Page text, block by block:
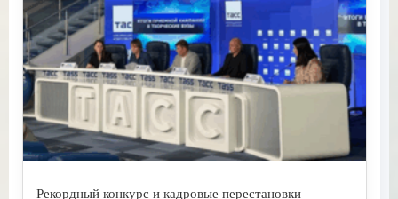
Рекордный конкурс и кадровые перестановки